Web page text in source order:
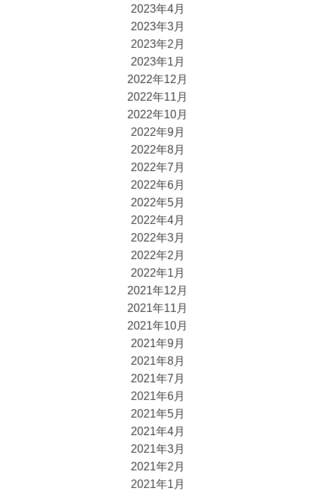
2023年4月
2023年3月
2023年2月
2023年1月
2022年12月
2022年11月
2022年10月
2022年9月
2022年8月
2022年7月
2022年6月
2022年5月
2022年4月
2022年3月
2022年2月
2022年1月
2021年12月
2021年11月
2021年10月
2021年9月
2021年8月
2021年7月
2021年6月
2021年5月
2021年4月
2021年3月
2021年2月
2021年1月